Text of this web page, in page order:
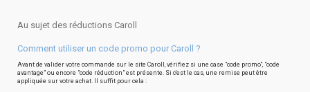
Au sujet des réductions Caroll
Comment utiliser un code promo pour Caroll ?
Avant de valider votre commande sur le site Caroll, vérifiez si une case "code promo", "code
avantage" ou encore "code réduction" est présente. Si c'est le cas, une remise peut être
appliquée sur votre achat. Il suffit pour cela :